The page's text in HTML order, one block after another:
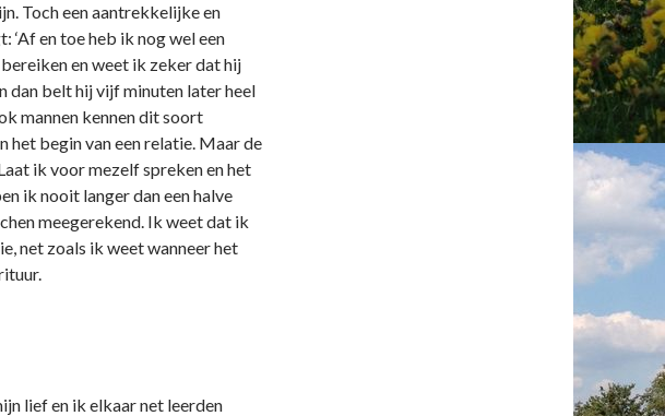
Toch een aantrekkelijke en
‘Af en toe heb ik nog wel een
en weet ik zeker dat hij
dan belt hij vijf minuten later heel
mannen kennen dit soort
het begin van een relatie. Maar de
ik voor mezelf spreken en het
ik nooit langer dan een halve
meegerekend. Ik weet dat ik
net zoals ik weet wanneer het
lief en ik elkaar net leerden